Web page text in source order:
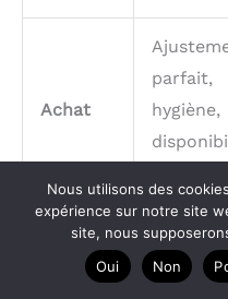
Achat
parfait,
hygiène,
Les normes de
Nous utilisons des
expérience sur notre site
site, nous
Oui
Non